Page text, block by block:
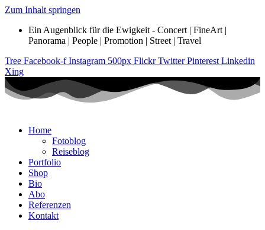
Zum Inhalt springen
Ein Augenblick für die Ewigkeit - Concert | FineArt |
Panorama | People | Promotion | Street | Travel
Tree Facebook-f Instagram 500px Flickr Twitter Pinterest Linkedin
Xing
Home
Fotoblog
Reiseblog
Portfolio
Shop
Bio
Abo
Referenzen
Kontakt